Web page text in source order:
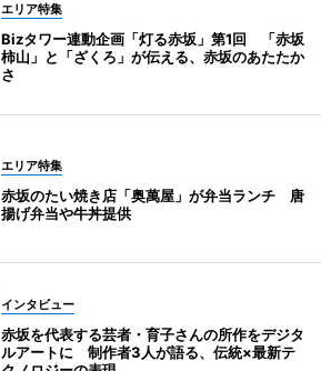
エリア特集
Bizタワー連動企画「灯る赤坂」第1回 「赤坂
柿山」と「ざくろ」が伝える、赤坂のあたたか
さ
エリア特集
赤坂のたい焼き店「奥萬屋」が弁当ランチ 唐
揚げ弁当や牛丼提供
インタビュー
赤坂を代表する芸者・育子さんの所作をデジタ
ルアートに 制作者3人が語る、伝統×最新テ